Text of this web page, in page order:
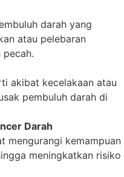
darah yang
atau pelebaran
pecah.
akibat kecelakaan atau
pembuluh darah di
Darah
mengurangi kemampuan
meningkatkan risiko